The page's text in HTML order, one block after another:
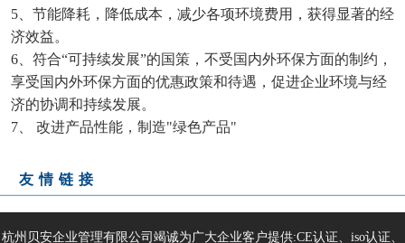
5、节能降耗，降低成本，减少各项环境费用，获得显著的经
济效益。
6、符合“可持续发展”的国策，不受国内外环保方面的制约，
享受国内外环保方面的优惠政策和待遇，促进企业环境与经
济的协调和持续发展。
7、 改进产品性能，制造"绿色产品"
友情链接
杭州贝安企业管理有限公司竭诚为广大企业客户提供:CE认证、iso认证、